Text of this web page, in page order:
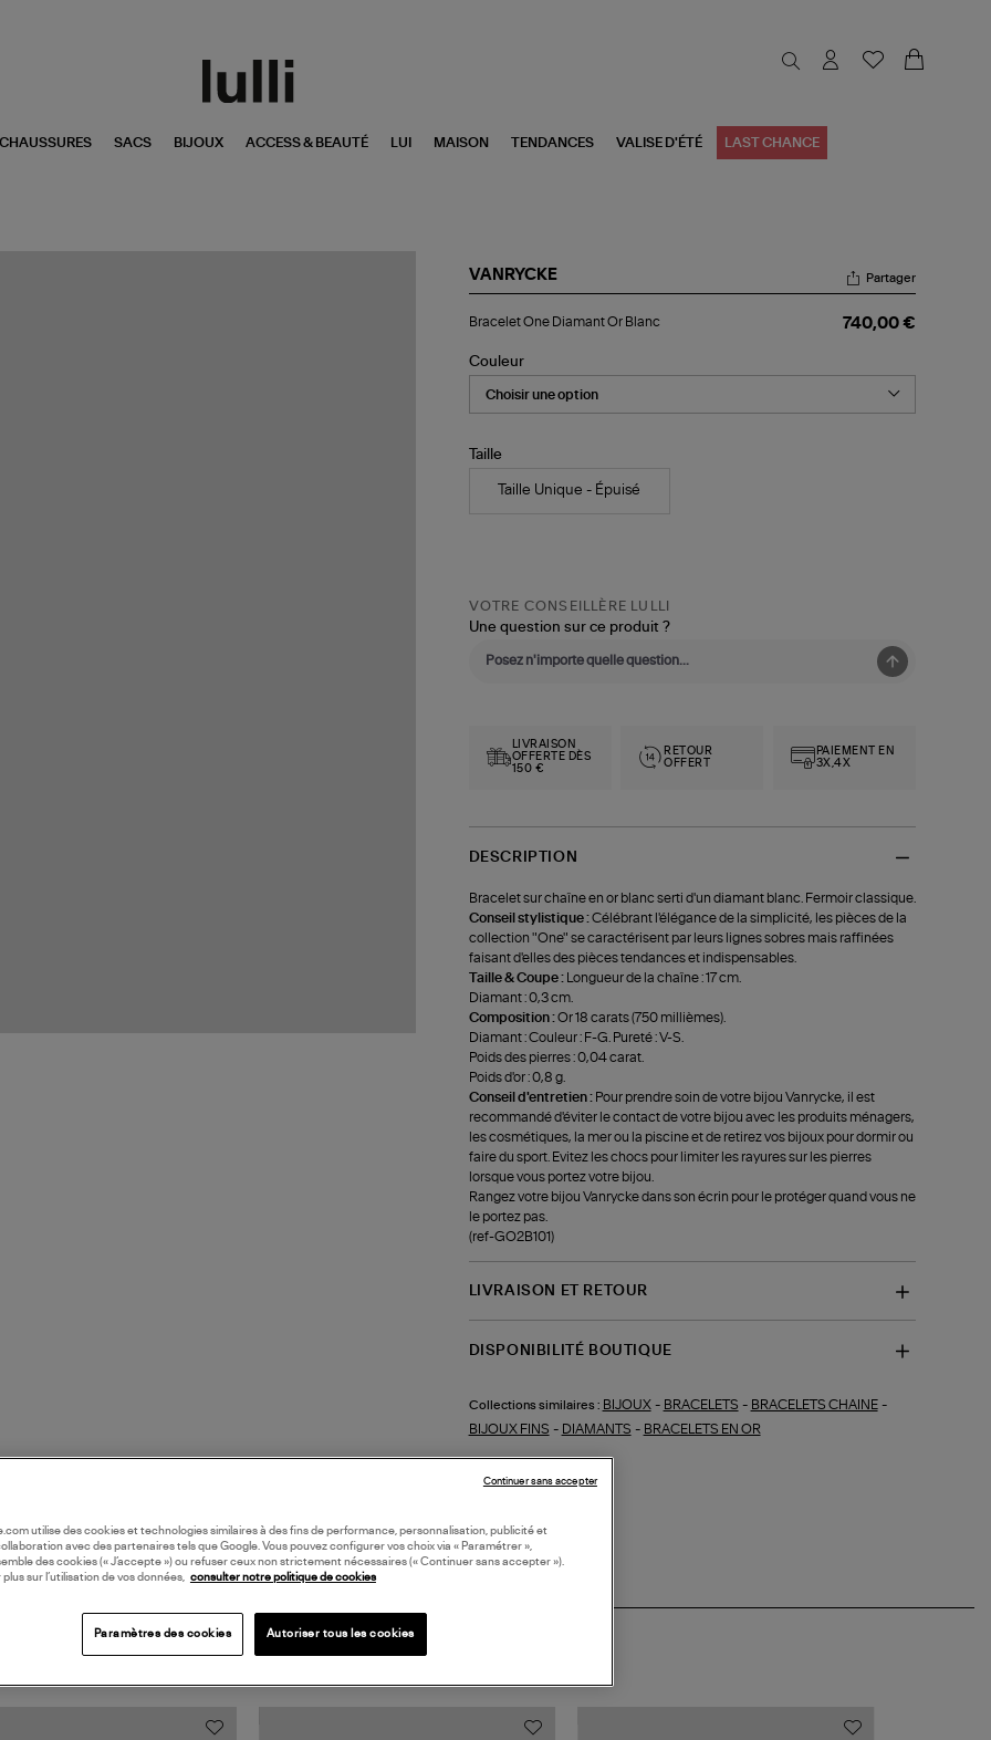
CHAUSSURES SACS BIJOUX ACCESS & BEAUTÉ LUI MAISON TENDANCES VALISE D'ÉTÉ LAST CHANCE
VANRYCKE
One
Or
Blanc
Partager
Bracelet One Diamant Or Blanc 740,00 €
Couleur
Taille
Taille Unique - Épuisé
VOTRE CONSEILLÈRE LULLI
Une question sur ce produit ?
LIVRAISON
OFFERTE DÈS
150 €
RETOUR
OFFERT
PAIEMENT EN
3X,4X
DESCRIPTION
Bracelet sur chaîne en or blanc serti d'un diamant blanc. Fermoir classique.
Conseil stylistique :Célébrant l'élégance de la simplicité, les pièces de la
collection "One" se caractérisent par leurs lignes sobres mais raffinées
faisant d'elles des pièces tendances et indispensables.
Taille & Coupe :
Longueur de la chaîne : 17 cm.
Diamant : 0,3 cm.
Composition :Or 18 carats (750 millièmes).
Diamant : Couleur : F-G. Pureté : V-S.
Poids des pierres : 0,04 carat.
Poids d'or : 0,8 g.
Conseil d'entretien : Pour prendre soin de votre bijou Vanrycke, il est
recommandé d'éviter le contact de votre bijou avec les produits ménagers,
les cosmétiques, la mer ou la piscine et de retirez vos bijoux pour dormir ou
faire du sport. Evitez les chocs pour limiter les rayures sur les pierres
lorsque vous portez votre bijou.
Rangez votre bijou Vanrycke dans son écrin pour le protéger quand vous ne
le portez pas.
(ref-GO2B101)
LIVRAISON ET RETOUR
DISPONIBILITÉ BOUTIQUE
Collections similaires : BIJOUX- BRACELETS - BRACELETS CHAINE-
BIJOUX FINS - DIAMANTS - BRACELETS EN OR
utilise des cookies et technologies similaires à des fins de performance, personnalisation, publicité et
avec des partenaires tels que Google. Vous pouvez configurer vos choix via « Paramétrer »,
des cookies (« J’accepte ») ou refuser ceux non strictement nécessaires (« Continuer sans accepter »).
plus sur l’utilisation de vos données,
consulter notre politique de cookies
Paramètres des cookies Autoriser tous les cookies
Continuer sans accepter